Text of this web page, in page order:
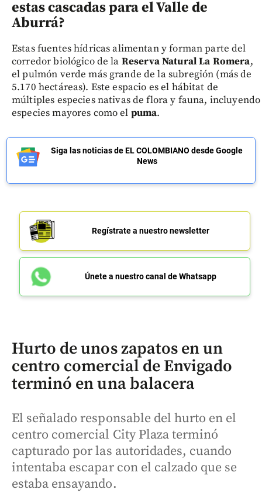
estas cascadas para el Valle de
Aburrá?
Estas fuentes hídricas alimentan y forman parte del
corredor biológico de la Reserva Natural La Romera,
el pulmón verde más grande de la subregión (más de
5.170 hectáreas). Este espacio es el hábitat de
múltiples especies nativas de flora y fauna, incluyendo
especies mayores como el puma.
Siga las noticias de EL COLOMBIANO desde Google
News
Regístrate a nuestro newsletter
Únete a nuestro canal de Whatsapp
Hurto de unos zapatos en un
centro comercial de Envigado
terminó en una balacera
El señalado responsable del hurto en el
centro comercial City Plaza terminó
capturado por las autoridades, cuando
intentaba escapar con el calzado que se
estaba ensayando.